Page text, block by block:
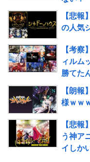
【悲報
の人気
【考
ィルム
勝てた
【朗報
様ｗｗ
【悲報
う神ア
イしか